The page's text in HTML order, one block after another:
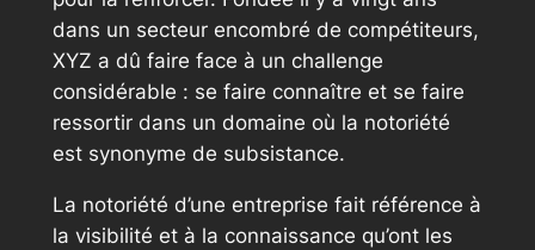
dans un secteur encombré de compétiteurs,
XYZ a dû faire face à un challenge
considérable : se faire connaître et se faire
ressortir dans un domaine où la notoriété
est synonyme de subsistance.
La notoriété d’une entreprise fait référence à
la visibilité et à la connaissance qu’ont les